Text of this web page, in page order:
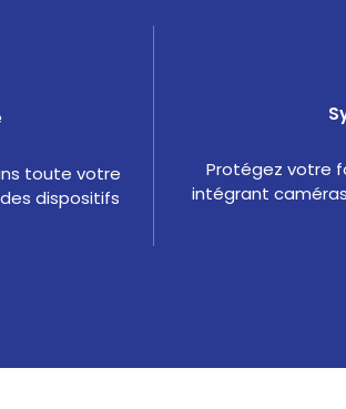
toute votre
dispositifs
Protégez votre
intégrant